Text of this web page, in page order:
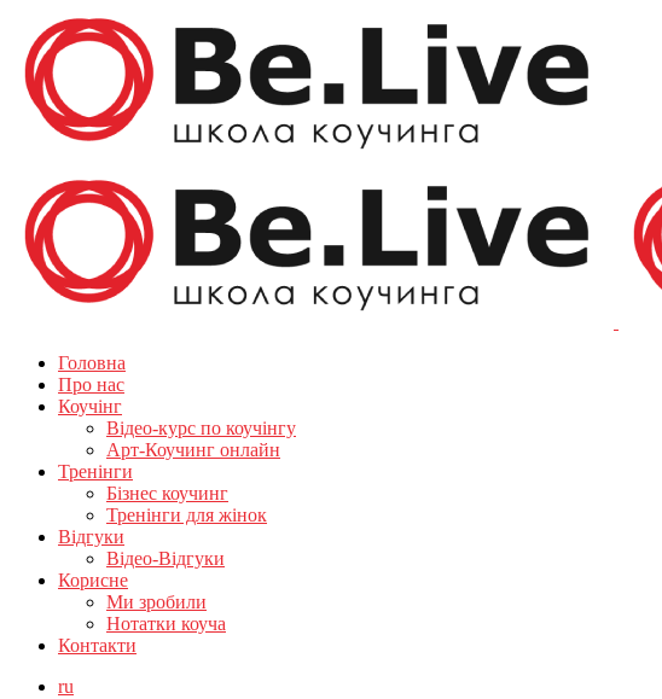
Головна
Про нас
Коучінг
Відео-курс по коучінгу
Арт-Коучинг онлайн
Тренінги
Бізнес коучинг
Тренінги для жінок
Відгуки
Відео-Відгуки
Корисне
Ми зробили
Нотатки коуча
Контакти
ru